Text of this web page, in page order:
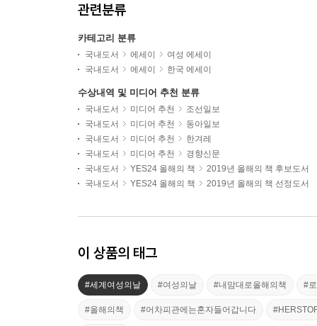
관련분류
카테고리 분류
국내도서 에세이
여성 에세이
국내도서
에세이 한국 에세이
수상내역 및 미디어 추천 분류
국내도서 미디어 추천
조선일보
국내도서
미디어 추천
동아일보
국내도서
미디어 추천
한겨레
국내도서
미디어 추천
경향신문
국내도서
YES24 올해의 책
2019년 올해의 책 후보도서
국내도서
YES24 올해의 책 2019년 올해의 책 선정도서
이 상품의 태그
#세계여성의날 #여성의날 #내맘대로올해의책 #
#올해의책 #어차피관에는혼자들어갑니다